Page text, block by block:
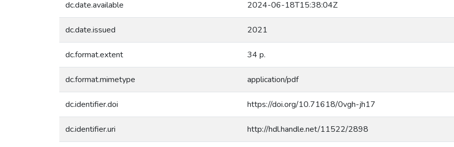
dc.date.available 2024-06-18T15:38:04Z
dc.date.issued 2021
dc.format.extent 34 p.
dc.format.mimetype application/pdf
dc.identifier.doi https://doi.org/10.71618/0vgh-jh17
dc.identifier.uri http://hdl.handle.net/11522/2898